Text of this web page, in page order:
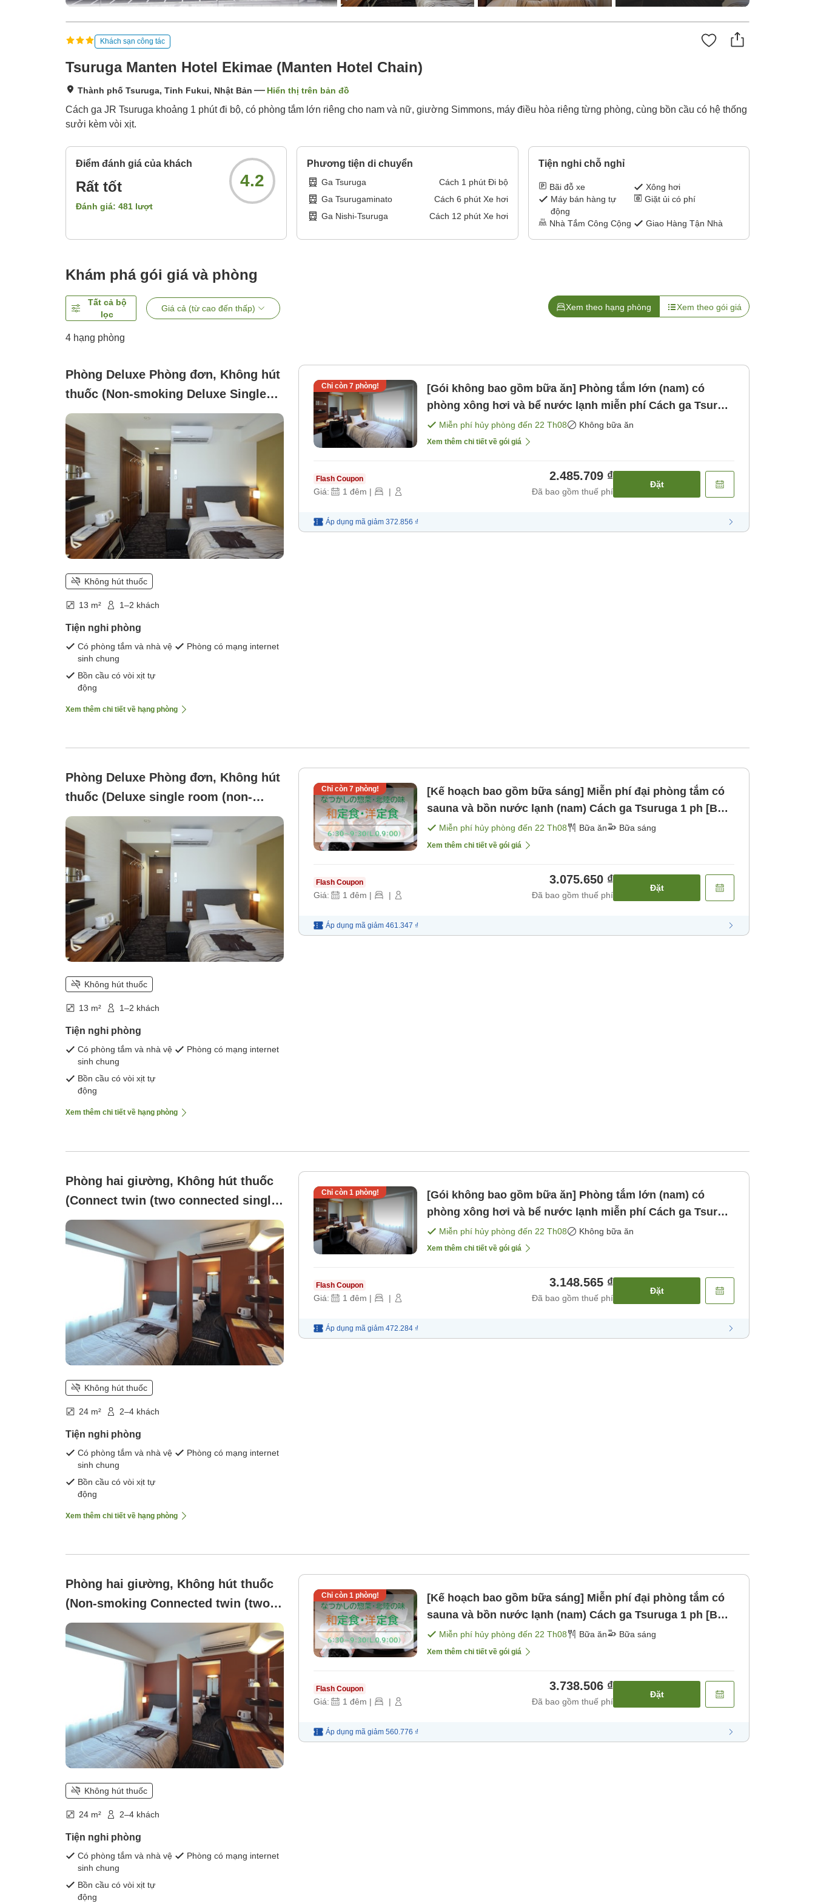
Khách sạn công tác
Tsuruga Manten Hotel Ekimae (Manten Hotel Chain)
Thành phố Tsuruga, Tỉnh Fukui, Nhật Bản Hiển thị trên bản đồ
Cách ga JR Tsuruga khoảng 1 phút đi bộ, có phòng tắm lớn riêng cho nam và nữ, giường Simmons, máy điều hòa riêng từng phòng, cùng bồn cầu có hệ thống
sưởi kèm vòi xịt.
Điểm đánh giá của khách
Rất tốt
Đánh giá: 481 lượt
4.2
Phương tiện di chuyển
Ga Tsuruga Cách 1 phút Đi bộ
Ga Tsurugaminato
Cách 6 phút Xe hơi
Ga Nishi-Tsuruga
Cách 12 phút Xe hơi
Tiện nghi chỗ nghỉ
Bãi đỗ xe
Xông hơi
Máy bán hàng tự
động
Giặt ủi có phí
Nhà Tắm Công Cộng Giao Hàng Tận Nhà
Khám phá gói giá và phòng
Tất cả bộ
lọc
Giá cả (từ cao đến thấp) Xem theo hạng phòng Xem theo gói giá
4 hạng phòng
Phòng Deluxe Phòng đơn, Không hút
thuốc (Non-smoking Deluxe Single
Room only )
Không hút thuốc
13 m² 1–2 khách
Tiện nghi phòng
Có phòng tắm và nhà vệ
sinh chung
Phòng có mạng internet
Bồn cầu có vòi xịt tự
động
Xem thêm chi tiết về hạng phòng
Chỉ còn 7phòng!
[Gói không bao gồm bữa ăn] Phòng tắm lớn (nam) có
phòng xông hơi và bể nước lạnh miễn phí Cách ga Tsuru
[Không bao gồm bữa ăn]
Miễn phí hủy phòng đến 22 Th08 Không bữa ăn
Xem thêm chi tiết về gói giá
Flash Coupon
Giá: 1 đêm | |
2.485.709 ₫
Đã bao gồm thuế phí
Đặt
Áp dụng mã giảm 372.856 ₫
Phòng Deluxe Phòng đơn, Không hút
thuốc (Deluxe single room (non-
smoking) | Breakfast included)
Không hút thuốc
13 m² 1–2 khách
Tiện nghi phòng
Có phòng tắm và nhà vệ
sinh chung
Phòng có mạng internet
Bồn cầu có vòi xịt tự
động
Xem thêm chi tiết về hạng phòng
Chỉ còn 7phòng!
[Kế hoạch bao gồm bữa sáng] Miễn phí đại phòng tắm có
sauna và bồn nước lạnh (nam) Cách ga Tsuruga 1 ph [Bữa
sáng]
Miễn phí hủy phòng đến 22 Th08 Bữa ăn Bữa sáng
Xem thêm chi tiết về gói giá
Flash Coupon
Giá: 1 đêm | |
3.075.650 ₫
Đã bao gồm thuế phí
Đặt
Áp dụng mã giảm 461.347 ₫
Phòng hai giường, Không hút thuốc
(Connect twin (two connected single
rooms) Room only )
Không hút thuốc
24 m² 2–4 khách
Tiện nghi phòng
Có phòng tắm và nhà vệ
sinh chung
Phòng có mạng internet
Bồn cầu có vòi xịt tự
động
Xem thêm chi tiết về hạng phòng
Chỉ còn 1 phòng!
[Gói không bao gồm bữa ăn] Phòng tắm lớn (nam) có
phòng xông hơi và bể nước lạnh miễn phí Cách ga Tsuru
[Không bao gồm bữa ăn]
Miễn phí hủy phòng đến 22 Th08 Không bữa ăn
Xem thêm chi tiết về gói giá
Flash Coupon
Giá: 1 đêm | |
3.148.565 ₫
Đã bao gồm thuế phí
Đặt
Áp dụng mã giảm 472.284 ₫
Phòng hai giường, Không hút thuốc
(Non-smoking Connected twin (two
single rooms connected) With
breakfast )
Không hút thuốc
24 m² 2–4 khách
Tiện nghi phòng
Có phòng tắm và nhà vệ
sinh chung
Phòng có mạng internet
Bồn cầu có vòi xịt tự
động
Chỉ còn 1 phòng!
[Kế hoạch bao gồm bữa sáng] Miễn phí đại phòng tắm có
sauna và bồn nước lạnh (nam) Cách ga Tsuruga 1 ph [Bữa
sáng]
Miễn phí hủy phòng đến 22 Th08 Bữa ăn Bữa sáng
Xem thêm chi tiết về gói giá
Flash Coupon
Giá: 1 đêm | |
3.738.506 ₫
Đã bao gồm thuế phí
Đặt
Áp dụng mã giảm 560.776 ₫